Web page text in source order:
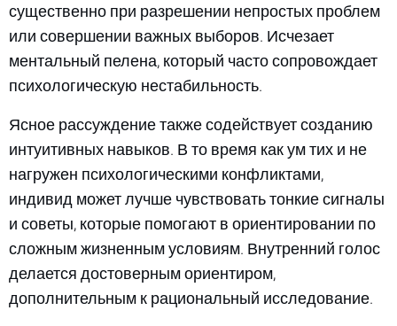
существенно при разрешении непростых проблем
или совершении важных выборов. Исчезает
ментальный пелена, который часто сопровождает
психологическую нестабильность.
Ясное рассуждение также содействует созданию
интуитивных навыков. В то время как ум тих и не
нагружен психологическими конфликтами,
индивид может лучше чувствовать тонкие сигналы
и советы, которые помогают в ориентировании по
сложным жизненным условиям. Внутренний голос
делается достоверным ориентиром,
дополнительным к рациональный исследование.